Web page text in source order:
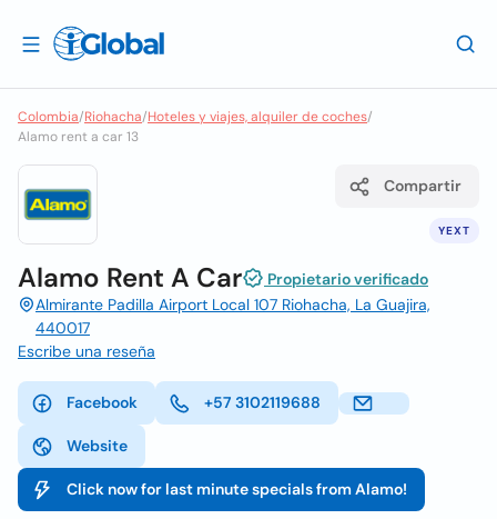
Colombia/Riohacha/Hoteles y viajes, alquiler de coches/
Alamo rent a car 13
YEXT
Compartir
Alamo Rent A Car
Propietario verificado
Almirante Padilla Airport Local 107 Riohacha, La Guajira,
440017
Escribe una reseña
Facebook +57 3102119688
Website
Click now for last minute specials from Alamo!